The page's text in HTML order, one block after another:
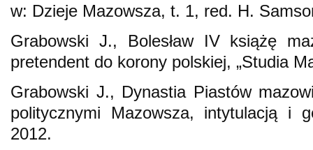
w: Dzieje Mazowsza, t. 1, red. H.
Grabowski J., Bolesław IV książę
pretendent do korony polskiej, „Studia
Grabowski J., Dynastia Piastów
politycznymi Mazowsza, intytulacją i
2012.